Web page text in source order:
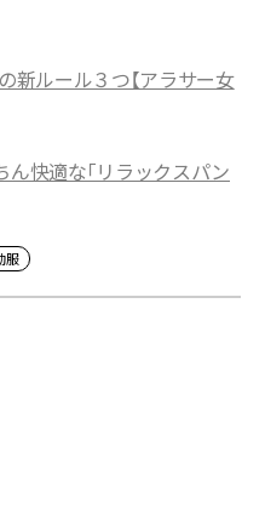
新ルール３つ【アラサー女
ん快適な「リラックスパン
服